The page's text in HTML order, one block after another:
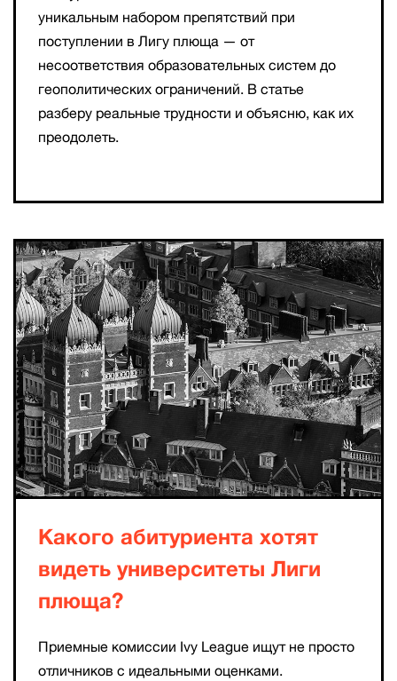
уникальным набором препятствий при
поступлении в Лигу плюща — от
несоответствия образовательных систем до
геополитических ограничений. В статье
разберу реальные трудности и объясню, как их
преодолеть.
Какого абитуриента хотят
видеть университеты Лиги
плюща?
Приемные комиссии Ivy League ищут не просто
отличников с идеальными оценками.